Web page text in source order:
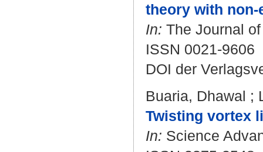
theory with
In: The Journal
ISSN 0021-9606
DOI der
Buaria, Dhawal ;
Twisting vortex
In: Science